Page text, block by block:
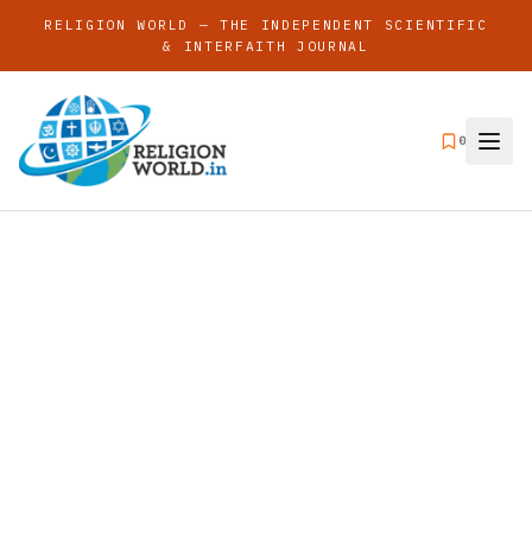
RELIGION WORLD — THE INDEPENDENT SCIENTIFIC
& INTERFAITH JOURNAL
0